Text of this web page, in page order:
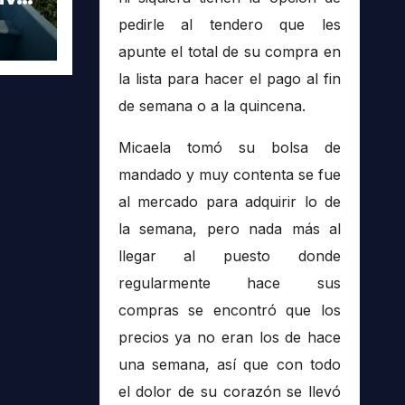
pedirle al tendero que les
apunte el total de su compra en
la lista para hacer el pago al fin
de semana o a la quincena.
Micaela tomó su bolsa de
mandado y muy contenta se fue
al mercado para adquirir lo de
la semana, pero nada más al
llegar al puesto donde
regularmente hace sus
compras se encontró que los
precios ya no eran los de hace
una semana, así que con todo
el dolor de su corazón se llevó